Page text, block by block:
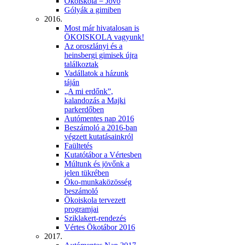
Gólyák a gimiben
2016.
Most már hivatalosan is
ÖKOISKOLA vagyunk!
Az oroszlányi és a
heinsbergi gimisek újra
találkoztak
Vadállatok a házunk
táján
„A mi erdőnk”,
kalandozás a Majki
parkerdőben
Autómentes nap 2016
Beszámoló a 2016-ban
végzett kutatásainkról
Faültetés
Kutatótábor a Vértesben
Múltunk és jövőnk a
jelen tükrében
Öko-munkaközösség
beszámoló
Ökoiskola tervezett
programjai
Sziklakert-rendezés
Vértes Ökotábor 2016
2017.